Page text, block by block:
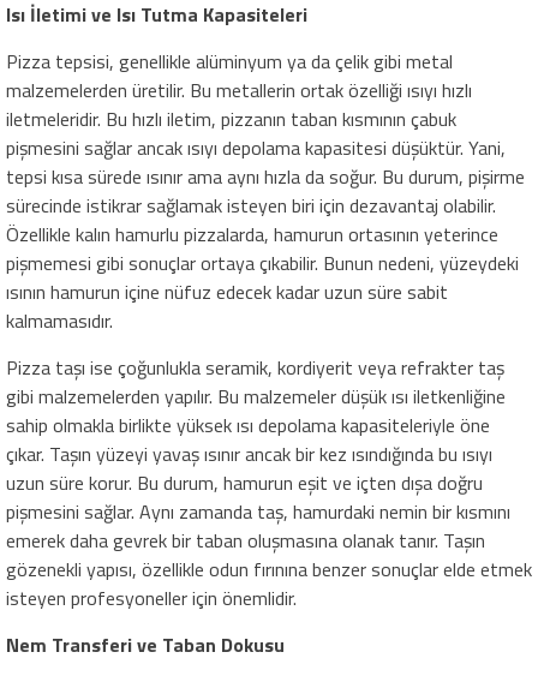
Isı İletimi ve Isı Tutma Kapasiteleri
Pizza tepsisi, genellikle alüminyum ya da çelik gibi metal
malzemelerden üretilir. Bu metallerin ortak özelliği ısıyı hızlı
iletmeleridir. Bu hızlı iletim, pizzanın taban kısmının çabuk
pişmesini sağlar ancak ısıyı depolama kapasitesi düşüktür. Yani,
tepsi kısa sürede ısınır ama aynı hızla da soğur. Bu durum, pişirme
sürecinde istikrar sağlamak isteyen biri için dezavantaj olabilir.
Özellikle kalın hamurlu pizzalarda, hamurun ortasının yeterince
pişmemesi gibi sonuçlar ortaya çıkabilir. Bunun nedeni, yüzeydeki
ısının hamurun içine nüfuz edecek kadar uzun süre sabit
kalmamasıdır.
Pizza taşı ise çoğunlukla seramik, kordiyerit veya refrakter taş
gibi malzemelerden yapılır. Bu malzemeler düşük ısı iletkenliğine
sahip olmakla birlikte yüksek ısı depolama kapasiteleriyle öne
çıkar. Taşın yüzeyi yavaş ısınır ancak bir kez ısındığında bu ısıyı
uzun süre korur. Bu durum, hamurun eşit ve içten dışa doğru
pişmesini sağlar. Aynı zamanda taş, hamurdaki nemin bir kısmını
emerek daha gevrek bir taban oluşmasına olanak tanır. Taşın
gözenekli yapısı, özellikle odun fırınına benzer sonuçlar elde etmek
isteyen profesyoneller için önemlidir.
Nem Transferi ve Taban Dokusu